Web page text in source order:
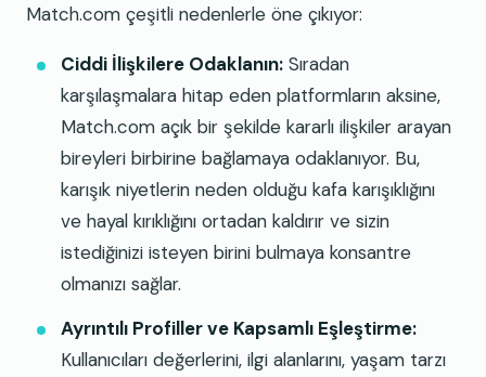
Match.com çeşitli nedenlerle öne çıkıyor:
Ciddi İlişkilere Odaklanın: Sıradan
karşılaşmalara hitap eden platformların aksine,
Match.com açık bir şekilde kararlı ilişkiler arayan
bireyleri birbirine bağlamaya odaklanıyor. Bu,
karışık niyetlerin neden olduğu kafa karışıklığını
ve hayal kırıklığını ortadan kaldırır ve sizin
istediğinizi isteyen birini bulmaya konsantre
olmanızı sağlar.
Ayrıntılı Profiller ve Kapsamlı Eşleştirme:
Kullanıcıları değerlerini, ilgi alanlarını, yaşam tarzı